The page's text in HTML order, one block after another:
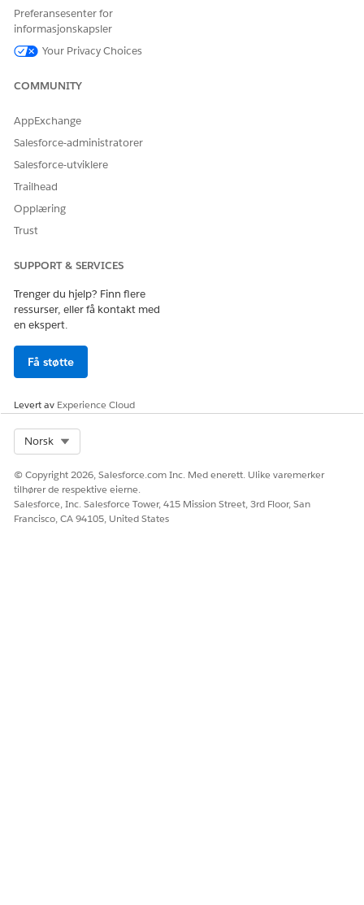
ellerFSC Service
Lagre endringene.
La oss få vite det slik at vi kan forbedre!
Preferansesenter for
informasjonskapsler
Your Privacy Choices
COMMUNITY
AppExchange
Salesforce-administratorer
Salesforce-utviklere
Trailhead
Opplæring
Trust
SUPPORT & SERVICES
Trenger du hjelp? Finn flere
ressurser, eller få kontakt med
en ekspert.
Få støtte
Levert av Experience Cloud
Norsk
© Copyright 2026, Salesforce.com Inc. Med enerett. Ulike varemerker
tilhører de respektive eierne.
Salesforce, Inc. Salesforce Tower, 415 Mission Street, 3rd Floor, San
Francisco, CA 94105, United States